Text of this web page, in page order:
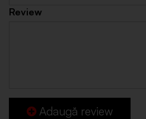
Review
Adaugă review